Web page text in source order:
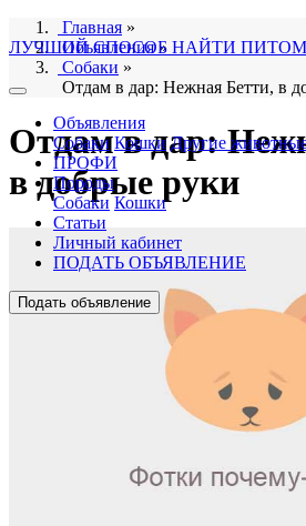
ЛУЧШИЙ СПОСОБ НАЙТИ
Объявления
Собаки Кошки Другие
ПРОФИ
Породы
Собаки Кошки
Статьи
Личный кабинет
ПОДАТЬ ОБЪЯВЛЕНИЕ
Подать объявление
Главная »
Объявления»
Собаки »
Отдам в дар: Нежная Бетти, в
Отдам в дар:
в добрые руки